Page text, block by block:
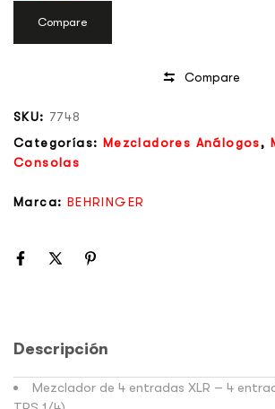
Compare
Compare
SKU: 7748
Categorías: Mezcladores Análogos,
Consolas
Marca: BEHRINGER
Descripción
Mezclador de 4 entradas XLR – 4